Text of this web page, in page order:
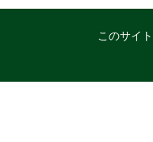
このサイ